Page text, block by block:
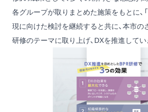
各グループが取りまとめた施策をもとに、
現に向けた検討を継続すると共に、本市の
研修のテーマに取り上げ、DXを推進してい